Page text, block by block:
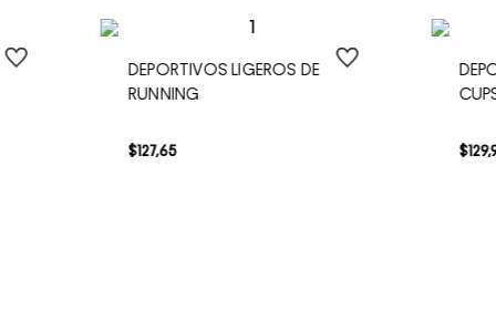
DEPORTIVOS LIGEROS DE
RUNNING
$127,65 $129,